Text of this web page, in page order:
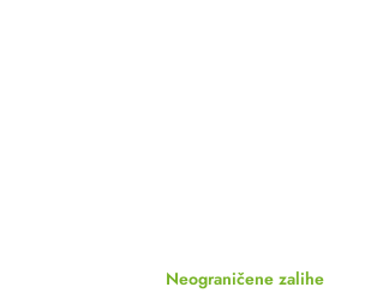
Neograničene zalihe